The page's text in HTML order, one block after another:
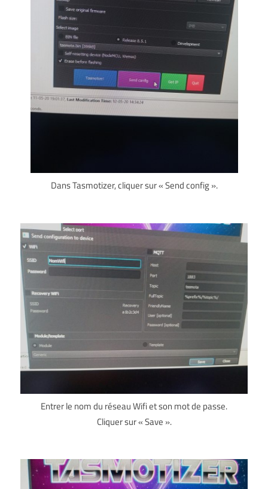
Dans Tasmotizer, cliquer sur « Send config ».
Entrer le nom du réseau Wifi et son mot de passe.
Cliquer sur « Save ».